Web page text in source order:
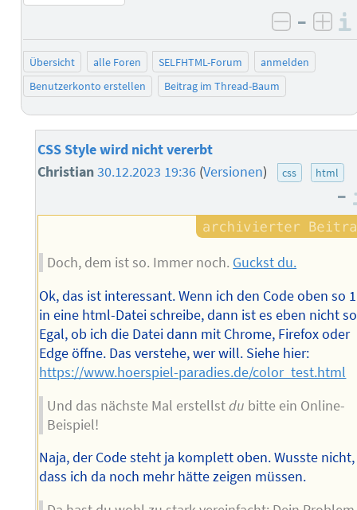
negativ
–
Übersicht alle Foren SELFHTML-Forum
anmelden
Benutzerkonto erstellen
Beitrag im Thread-Baum
CSS Style wird nicht vererbt
Christian30.12.2023 19:36 (Versionen) css html
–
Doch, dem ist so. Immer noch. Guckst du.
Ok, das ist interessant. Wenn ich den Code oben so
in eine html-Datei schreibe, dann ist es eben nicht
Egal, ob ich die Datei dann mit Chrome, Firefox oder
Edge öffne. Das verstehe, wer will. Siehe hier:
https://www.hoerspiel-paradies.de/color_test.html
Und das nächste Mal erstellstdu bitte ein Online-
Beispiel!
Naja, der Code steht ja komplett oben. Wusste nicht,
dass ich da noch mehr hätte zeigen müssen.